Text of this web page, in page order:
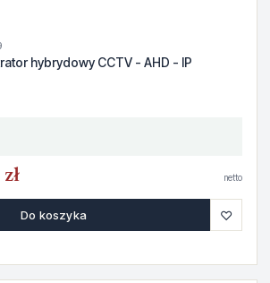
hybrydowy CCTV - AHD - IP
netto
Do koszyka ♡